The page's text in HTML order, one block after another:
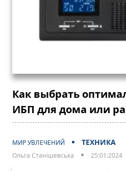
Как выбрать
ИБП для дома или
МИР УВЛЕЧЕНИЙ ТЕХНИКА
Ольга Станішевська 25:01:2024